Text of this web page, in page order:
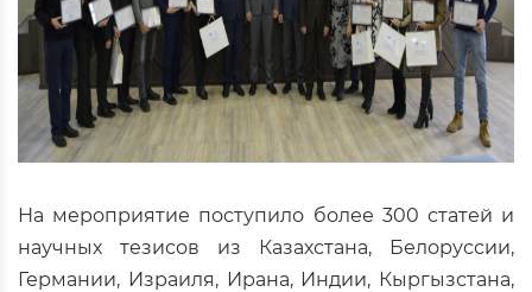
На мероприятие поступило более 300 статей и
научных тезисов из Казахстана, Белоруссии,
Германии, Израиля, Ирана, Индии, Кыргызстана,